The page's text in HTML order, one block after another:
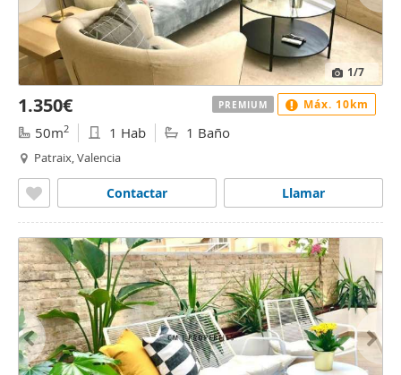
1/7
1.350€
50m2 1 Hab 1 Baño
Patraix, Valencia
Llamar
Contactar
PREMIUM Máx. 10km